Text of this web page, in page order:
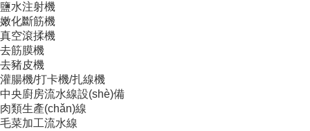
鹽水注射機
嫩化斷筋機
真空滾揉機
去筋膜機
去豬皮機
灌腸機/打卡機/扎線機
中央廚房流水線設(shè)備
肉類生產(chǎn)線
毛菜加工流水線